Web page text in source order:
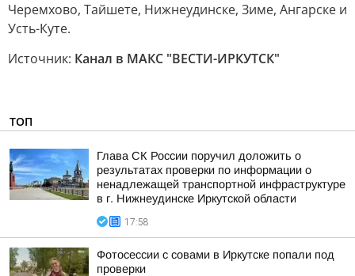
Черемхово, Тайшете, Нижнеудинске, Зиме, Ангарске и
Усть-Куте.
Источник: Канал в МАКС "ВЕСТИ-ИРКУТСК"
ТОП
Глава СК России поручил доложить о
результатах проверки по информации о
ненадлежащей транспортной инфраструктуре
в г. Нижнеудинске Иркутской области
17:58
Фотосессии с совами в Иркутске попали под
проверки